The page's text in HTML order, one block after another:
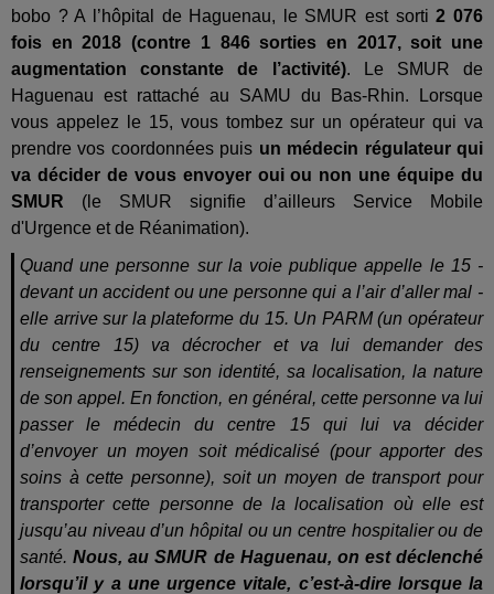
bobo ? A l’hôpital de Haguenau, le SMUR est sorti2 076
fois en 2018 (contre 1 846 sorties en 2017, soit une
augmentation constante de l’activité). Le SMUR de
Haguenau est rattaché au SAMU du Bas-Rhin. Lorsque
vous appelez le 15, vous tombez sur un opérateur qui va
prendre vos coordonnées puis un médecin régulateur qui
va décider de vous envoyer oui ou non une équipe du
SMUR (le SMUR signifie d’ailleurs Service Mobile
d'Urgence et de Réanimation).
Quand une personne sur la voie publique appelle le 15 -
devant un accident ou une personne qui a l’air d’aller mal -
elle arrive sur la plateforme du 15. Un PARM (un opérateur
du centre 15) va décrocher et va lui demander des
renseignements sur son identité, sa localisation, la nature
de son appel. En fonction, en général, cette personne va lui
passer le médecin du centre 15 qui lui va décider
d’envoyer un moyen soit médicalisé (pour apporter des
soins à cette personne), soit un moyen de transport pour
transporter cette personne de la localisation où elle est
jusqu’au niveau d’un hôpital ou un centre hospitalier ou de
santé.Nous, au SMUR de Haguenau, on est déclenché
lorsqu’il y a une urgence vitale, c’est-à-dire lorsque la